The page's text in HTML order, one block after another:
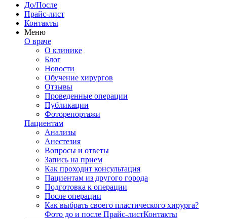
До/После
Прайс-лист
Контакты
Меню
О враче
О клинике
Блог
Новости
Обучение хирургов
Отзывы
Проведенные операции
Публикации
Фоторепортажи
Пациентам
Анализы
Анестезия
Вопросы и ответы
Запись на прием
Как проходит консультация
Пациентам из другого города
Подготовка к операции
После операции
Как выбрать своего пластического хирурга?
Фото до и после Прайс-листКонтакты